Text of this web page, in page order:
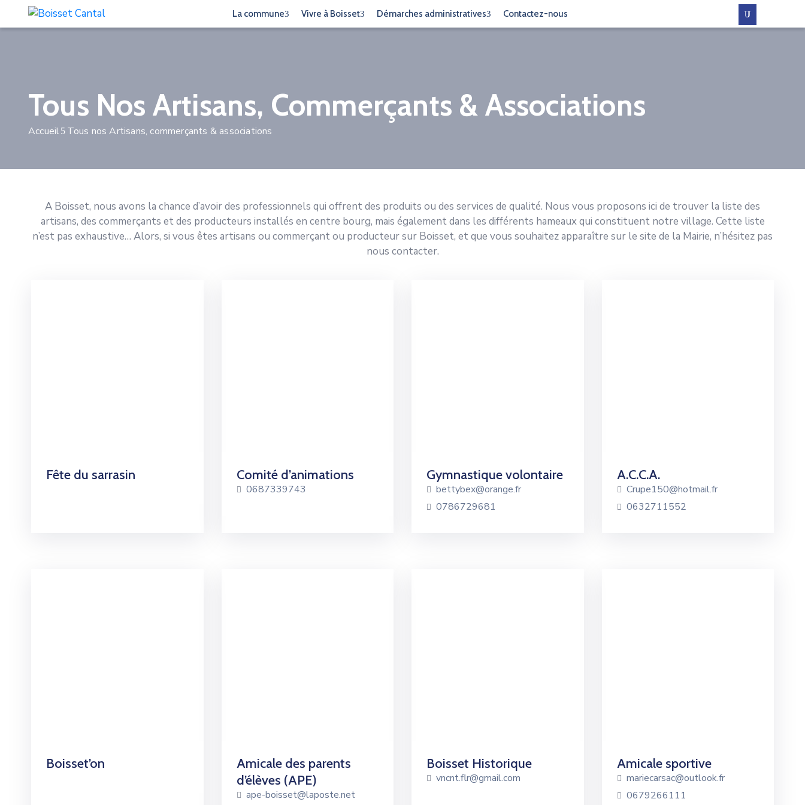
La commune Vivre à Boisset Démarches administratives Contactez-nous
Tous Nos Artisans, Commerçants & Associations
Accueil Tous nos Artisans, commerçants & associations
A Boisset, nous avons la chance d’avoir des professionnels qui offrent des produits ou des services de qualité. Nous vous proposons ici de trouver la liste des
artisans, des commerçants et des producteurs installés en centre bourg, mais également dans les différents hameaux qui constituent notre village. Cette liste
n’est pas exhaustive… Alors, si vous êtes artisans ou commerçant ou producteur sur Boisset, et que vous souhaitez apparaître sur le site de la Mairie, n’hésitez pas
nous contacter.
Fête du sarrasin Comité d’animations
0687339743
Gymnastique volontaire
bettybex@orange.fr
0786729681
A.C.C.A.
Crupe150@hotmail.fr
0632711552
Boisset’on
Amicale des parents
d’élèves (APE)
ape-boisset@laposte.net
Boisset Historique
vncnt.flr@gmail.com
Amicale sportive
mariecarsac@outlook.fr
0679266111